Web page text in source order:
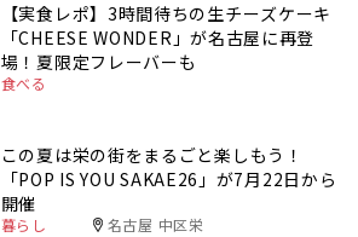
【実食レポ】3時間待ちの生チーズケーキ
「CHEESE WONDER」が名古屋に再登
場！夏限定フレーバーも
食べる
この夏は栄の街をまるごと楽しもう！
「POP IS YOU SAKAE26」が7月22日から
開催
暮らし 名古屋 中区栄